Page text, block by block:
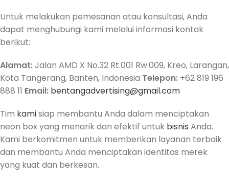
Untuk melakukan pemesanan atau konsultasi, Anda
dapat menghubungi kami melalui informasi kontak
berikut:
Alamat:Jalan AMD X No.32 Rt.001 Rw.009, Kreo, Larangan,
Kota Tangerang, Banten, Indonesia Telepon: +62 819 196
888 11 Email: bentangadvertising@gmail.com
Tim kamisiap membantu Anda dalam menciptakan
neon box yang menarik dan efektif untuk bisnis Anda.
Kami berkomitmen untuk memberikan layanan terbaik
dan membantu Anda menciptakan identitas merek
yang kuat dan berkesan.